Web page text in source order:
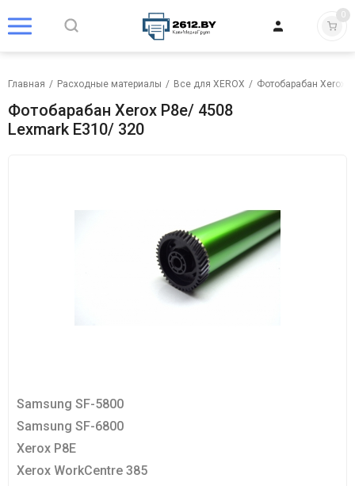
0
Главная / Расходные материалы / Все для XEROX / Фотобарабан Xerox
Фотобарабан Xerox P8e/ 4508
Lexmark E310/ 320
Samsung SF-5800
Samsung SF-6800
Xerox P8E
Xerox WorkCentre 385